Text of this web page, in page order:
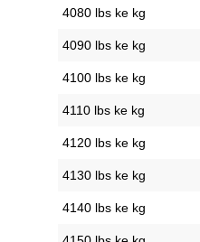
4080 lbs ke kg
4090 lbs ke kg
4100 lbs ke kg
4110 lbs ke kg
4120 lbs ke kg
4130 lbs ke kg
4140 lbs ke kg